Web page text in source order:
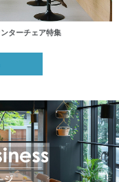
ターチェア特集